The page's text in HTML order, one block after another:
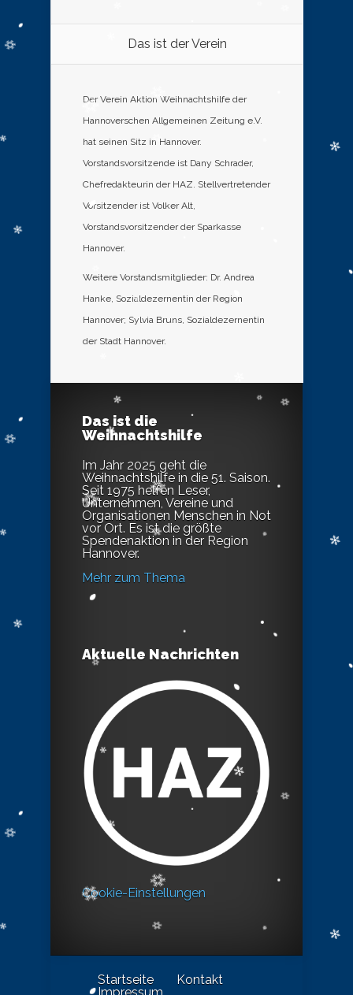
Das ist der Verein
Der Verein Aktion Weihnachtshilfe der
Hannoverschen Allgemeinen Zeitung e.V.
hat seinen Sitz in Hannover.
Vorstandsvorsitzende ist Dany Schrader,
Chefredakteurin der HAZ. Stellvertretender
Vorsitzender ist Volker Alt,
Vorstandsvorsitzender der Sparkasse
Hannover.
Weitere Vorstandsmitglieder: Dr. Andrea
Hanke, Sozialdezernentin der Region
Hannover; Sylvia Bruns, Sozialdezernentin
der Stadt Hannover.
Das ist die
Weihnachtshilfe
Im Jahr 2025 geht die
Weihnachtshilfe in die 51. Saison.
Seit 1975 helfen Leser,
Unternehmen, Vereine und
Organisationen Menschen in Not
vor Ort. Es ist die größte
Spendenaktion in der Region
Hannover.
Mehr zum Thema
Aktuelle Nachrichten
Cookie-Einstellungen
Startseite
Kontakt